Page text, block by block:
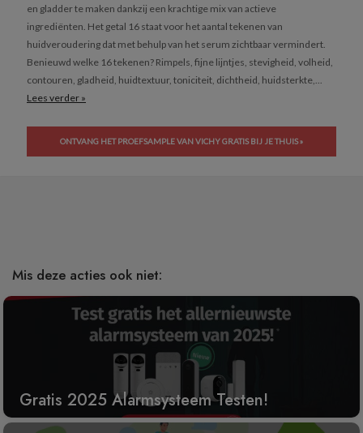
en gladder te maken dankzij een krachtige mix van actieve
ingrediënten. Het getal 16 staat voor het aantal tekenen van
huidveroudering dat met behulp van het serum zichtbaar vermindert.
Benieuwd welke 16 tekenen? Rimpels, fijne lijntjes, stevigheid, volheid,
contouren, gladheid, huidtextuur, toniciteit, dichtheid, huidsterkte,...
Lees verder »
ONTVANG HET PROEFSAMPLE VAN VICHY GRATIS BIJ JE THUIS »
Mis deze acties ook niet:
Gratis 2025 Alarmsysteem Testen!